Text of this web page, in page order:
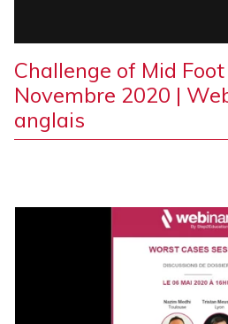
Challenge of Mid
Novembre 2020 |
anglais